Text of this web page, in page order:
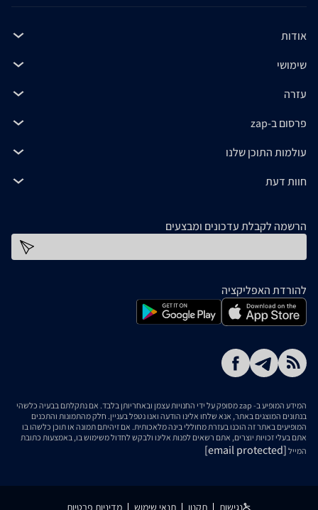
אודות
שימושי
עזרה
פרסום ב-zap
עולמות התוכן שלנו
חוות דעת
הרשמה לקבלת עדכונים ומבצעים
להורדת האפליקציה
המידע המופיע ב- zap מסופק על ידי החנויות עצמן ובאחריותן בלבד. אם נתקלתם בבעיה כלשהי
בנתונים המוצגים באתר, אנא שלחו אלינו הודעה ואנו נטפל בעניין. חלק מהתמונות והתכנים
המופיעים באתר זה הוכנו בעזרת מחוללי בינה מלאכותית. אם זיהיתם תמונה או תוכן כלשהו בו
אתם בעלי זכויות יוצרים, אתם רשאים לפנות אלינו ולבקש לחדול משימוש בו, באמצעות כתובת
המייל [email protected]